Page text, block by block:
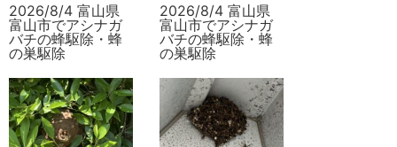
2026/8/4 富山県
富山市でアシナガ
バチの蜂駆除・蜂
の巣駆除
2026/8/4 富山県
富山市でアシナガ
バチの蜂駆除・蜂
の巣駆除